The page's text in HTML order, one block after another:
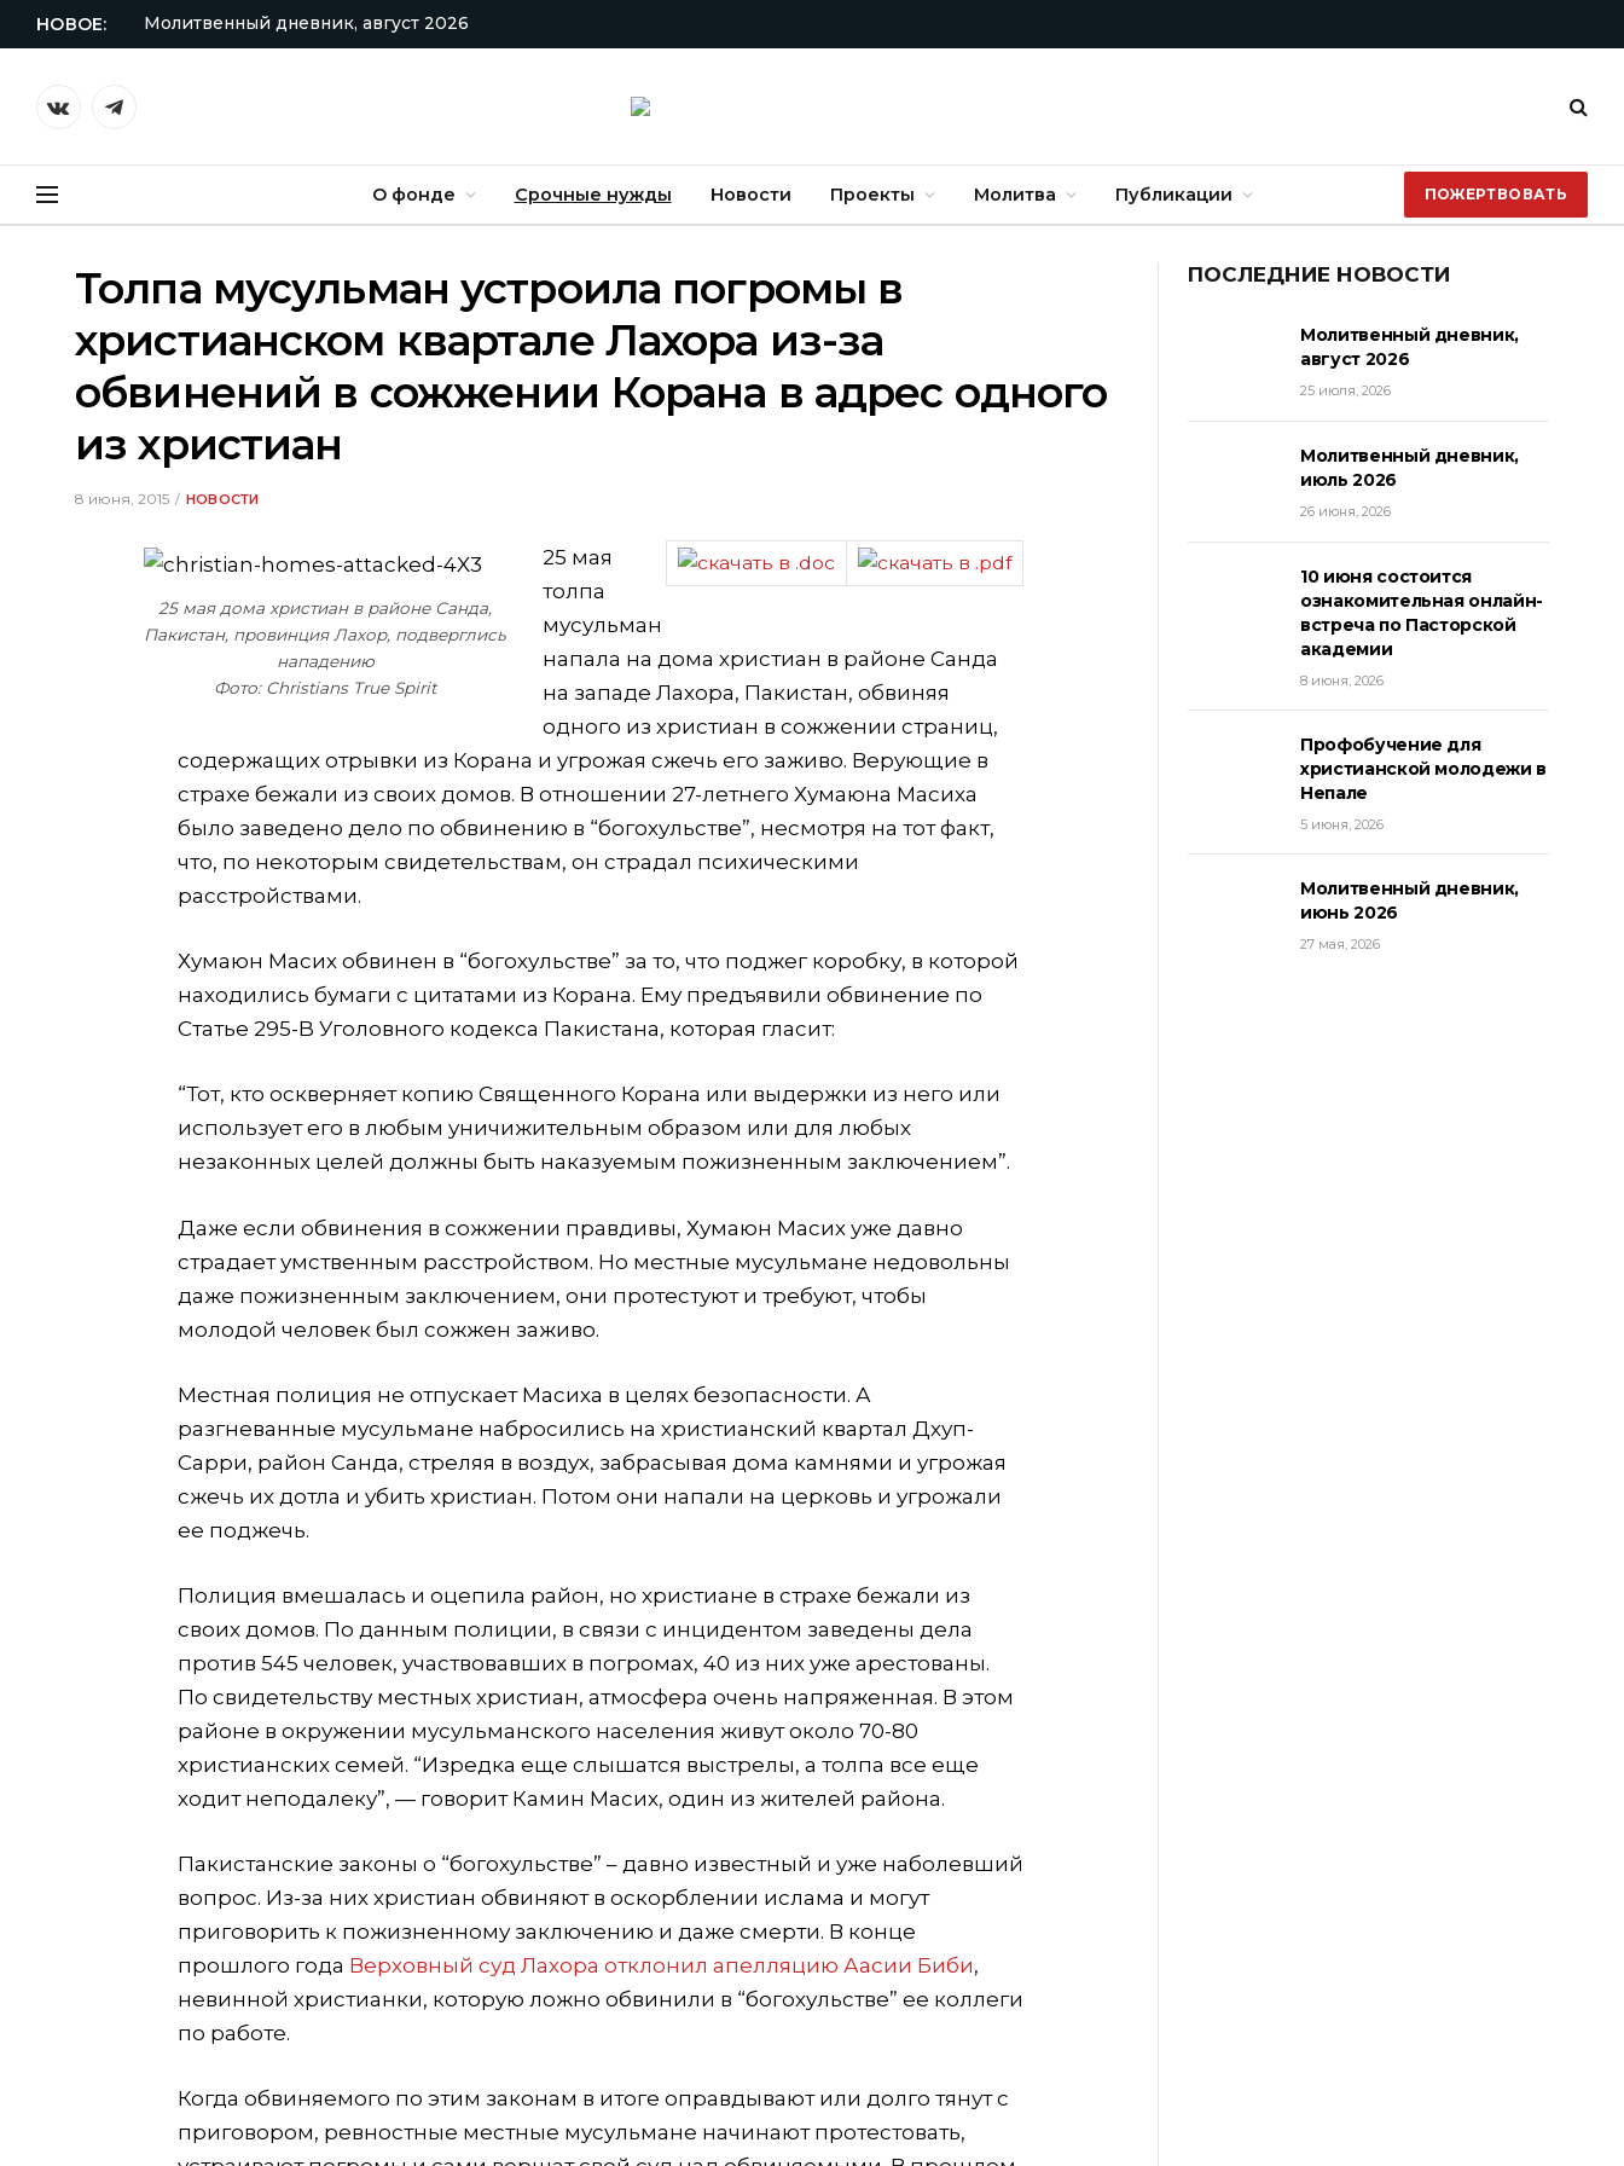
НОВОЕ: Молитвенный дневник, август 2026
VKontakteTelegram
О фонде Срочные нужды Новости Проекты Молитва Публикации ПОЖЕРТВОВАТЬ
Толпа мусульман устроила погромы в
христианском квартале Лахора из-за
обвинений в сожжении Корана в адрес одного
из христиан
8 июня, 2015 НОВОСТИ
25 мая дома христиан в районе Санда,
Пакистан, провинция Лахор, подверглись
нападению
Фото: Christians True Spirit
25 мая
толпа
мусульман
напала на дома христиан в районе Санда
на западе Лахора, Пакистан, обвиняя
одного из христиан в сожжении страниц,
содержащих отрывки из Корана и угрожая сжечь его заживо. Верующие в
страхе бежали из своих домов. В отношении 27-летнего Хумаюна Масиха
было заведено дело по обвинению в “богохульстве”, несмотря на тот факт,
что, по некоторым свидетельствам, он страдал психическими
расстройствами.
Хумаюн Масих обвинен в “богохульстве” за то, что поджег коробку, в которой
находились бумаги с цитатами из Корана. Ему предъявили обвинение по
Статье 295-B Уголовного кодекса Пакистана, которая гласит:
“Тот, кто оскверняет копию Священного Корана или выдержки из него или
использует его в любым уничижительным образом или для любых
незаконных целей должны быть наказуемым пожизненным заключением”.
Даже если обвинения в сожжении правдивы, Хумаюн Масих уже давно
страдает умственным расстройством. Но местные мусульмане недовольны
даже пожизненным заключением, они протестуют и требуют, чтобы
молодой человек был сожжен заживо.
Местная полиция не отпускает Масиха в целях безопасности. А
разгневанные мусульмане набросились на христианский квартал Дхуп-
Сарри, район Санда, стреляя в воздух, забрасывая дома камнями и угрожая
сжечь их дотла и убить христиан. Потом они напали на церковь и угрожали
ее поджечь.
Полиция вмешалась и оцепила район, но христиане в страхе бежали из
своих домов. По данным полиции, в связи с инцидентом заведены дела
против 545 человек, участвовавших в погромах, 40 из них уже арестованы.
По свидетельству местных христиан, атмосфера очень напряженная. В этом
районе в окружении мусульманского населения живут около 70-80
христианских семей. “Изредка еще слышатся выстрелы, а толпа все еще
ходит неподалеку”, — говорит Камин Масих, один из жителей района.
Пакистанские законы о “богохульстве” – давно известный и уже наболевший
вопрос. Из-за них христиан обвиняют в оскорблении ислама и могут
приговорить к пожизненному заключению и даже смерти. В конце
прошлого года Верховный суд Лахора отклонил апелляцию Аасии Биби,
невинной христианки, которую ложно обвинили в “богохульстве” ее коллеги
по работе.
Когда обвиняемого по этим законам в итоге оправдывают или долго тянут с
приговором, ревностные местные мусульмане начинают протестовать,
ПОСЛЕДНИЕ НОВОСТИ
Молитвенный дневник,
август 2026
25 июля, 2026
Молитвенный дневник,
июль 2026
26 июня, 2026
10 июня состоится
ознакомительная онлайн-
встреча по Пасторской
академии
8 июня, 2026
Профобучение для
христианской молодежи в
Непале
5 июня, 2026
Молитвенный дневник,
июнь 2026
27 мая, 2026